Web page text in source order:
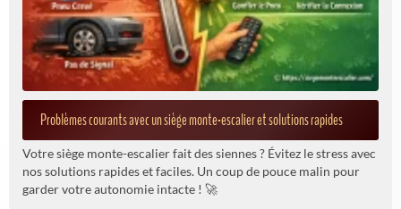
Problèmes courants avec un siège monte-escalier et solutions rapides
Votre siège monte-escalier fait des siennes ? Évitez le stress avec
nos solutions rapides et faciles. Un coup de pouce malin pour
garder votre autonomie intacte ! 🚀